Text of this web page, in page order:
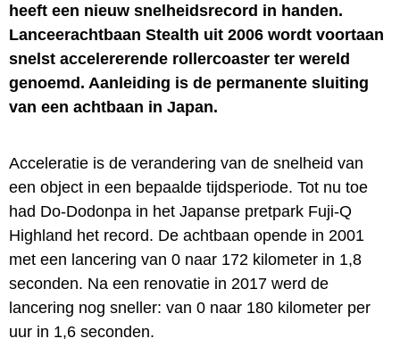
heeft een nieuw snelheidsrecord in handen.
Lanceerachtbaan Stealth uit 2006 wordt voortaan
snelst accelererende rollercoaster ter wereld
genoemd. Aanleiding is de permanente sluiting
van een achtbaan in Japan.
Acceleratie is de verandering van de snelheid van
een object in een bepaalde tijdsperiode. Tot nu toe
had Do-Dodonpa in het Japanse pretpark Fuji-Q
Highland het record. De achtbaan opende in 2001
met een lancering van 0 naar 172 kilometer in 1,8
seconden. Na een renovatie in 2017 werd de
lancering nog sneller: van 0 naar 180 kilometer per
uur in 1,6 seconden.